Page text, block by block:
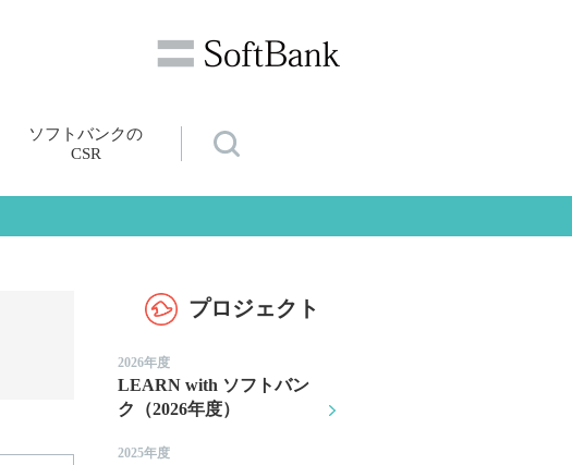
ソフトバンクの
CSR
プロジェクト
2026年度
LEARN with ソフトバン
ク（2026年度）
2025年度